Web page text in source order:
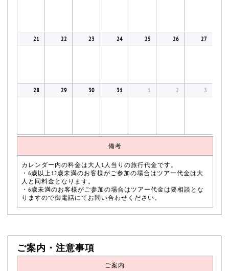
21 22 23 24 25 26 27
28 29 30 31 1 2 3
備考
カレンダー内の料金は大人1人当りの旅行代金です。
・6歳以上12歳未満のお客様がご参加の場合はツアー代金は大
人と同料金となります。
・6歳未満のお客様がご参加の場合はツアー代金は要相談とな
りますので御電話にてお問い合わせください。
ご案内・注意事項
ご案内